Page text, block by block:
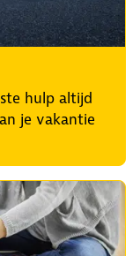
hulp altijd
je vakantie